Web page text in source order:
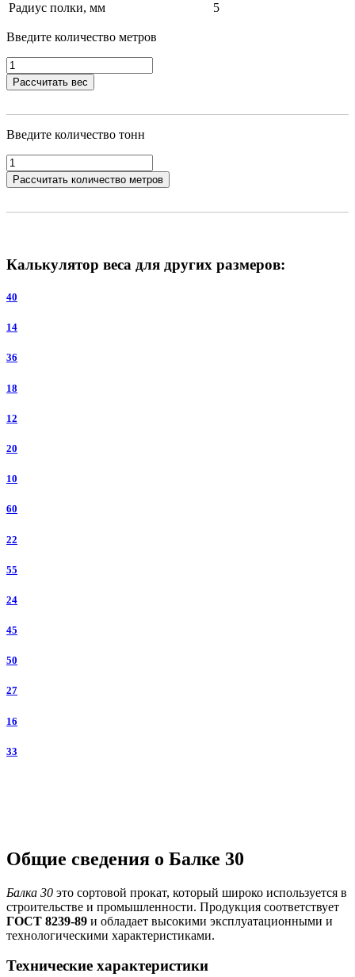
Радиус полки, мм
5
Введите количество метров
Рассчитать вес
Введите количество тонн
Рассчитать количество метров
Калькулятор веса для других размеров:
40
14
36
18
12
20
10
60
22
55
24
45
50
27
16
33
Общие сведения о Балке 30
Балка 30 это сортовой прокат, который широко используется в
строительстве и промышленности. Продукция соответствует
ГОСТ 8239-89 и обладает высокими эксплуатационными и
технологическими характеристиками.
Технические характеристики